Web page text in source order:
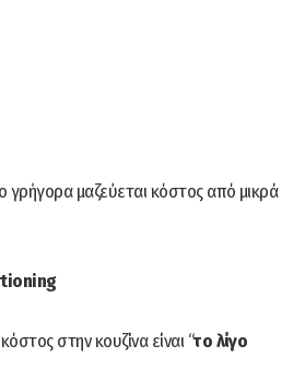
μαζεύεται κόστος από μικρά
στην κουζίνα είναι “το λίγο